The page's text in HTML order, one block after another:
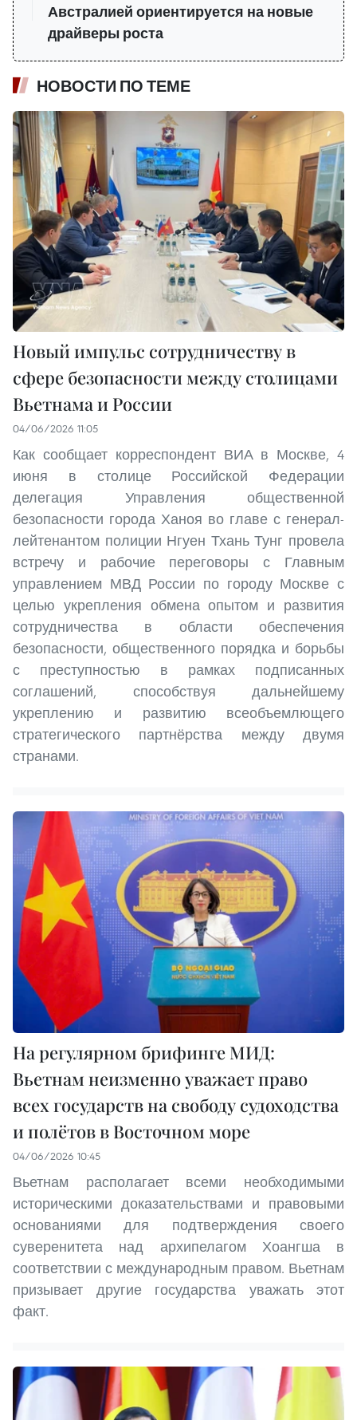
Австралией ориентируется на новые
драйверы роста
НОВОСТИ ПО ТЕМЕ
Новый импульс сотрудничеству в
сфере безопасности между столицами
Вьетнама и России
04/06/2026 11:05
Как сообщает корреспондент ВИА в Москве, 4
июня в столице Российской Федерации
делегация Управления общественной
безопасности города Ханоя во главе с генерал-
лейтенантом полиции Нгуен Тхань Тунг провела
встречу и рабочие переговоры с Главным
управлением МВД России по городу Москве с
целью укрепления обмена опытом и развития
сотрудничества в области обеспечения
безопасности, общественного порядка и борьбы
с преступностью в рамках подписанных
соглашений, способствуя дальнейшему
укреплению и развитию всеобъемлющего
стратегического партнёрства между двумя
странами.
На регулярном брифинге МИД:
Вьетнам неизменно уважает право
всех государств на свободу судоходства
и полётов в Восточном море
04/06/2026 10:45
Вьетнам располагает всеми необходимыми
историческими доказательствами и правовыми
основаниями для подтверждения своего
суверенитета над архипелагом Хоангша в
соответствии с международным правом. Вьетнам
призывает другие государства уважать этот
факт.